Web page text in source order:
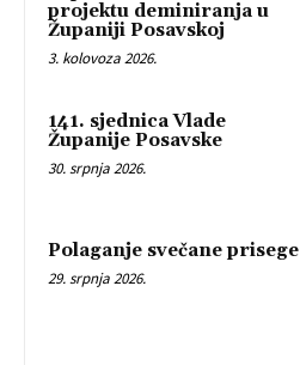
projektu deminiranja u
Županiji Posavskoj
3. kolovoza 2026.
141. sjednica Vlade
Županije Posavske
30. srpnja 2026.
Polaganje svečane prisege
29. srpnja 2026.